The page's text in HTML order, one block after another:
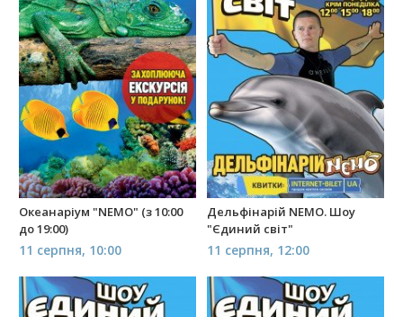
Океанаріум "NEMO" (з 10:00
до 19:00)
11 серпня, 10:00
Дельфінарій NEMO. Шоу
"Єдиний світ"
11 серпня, 12:00